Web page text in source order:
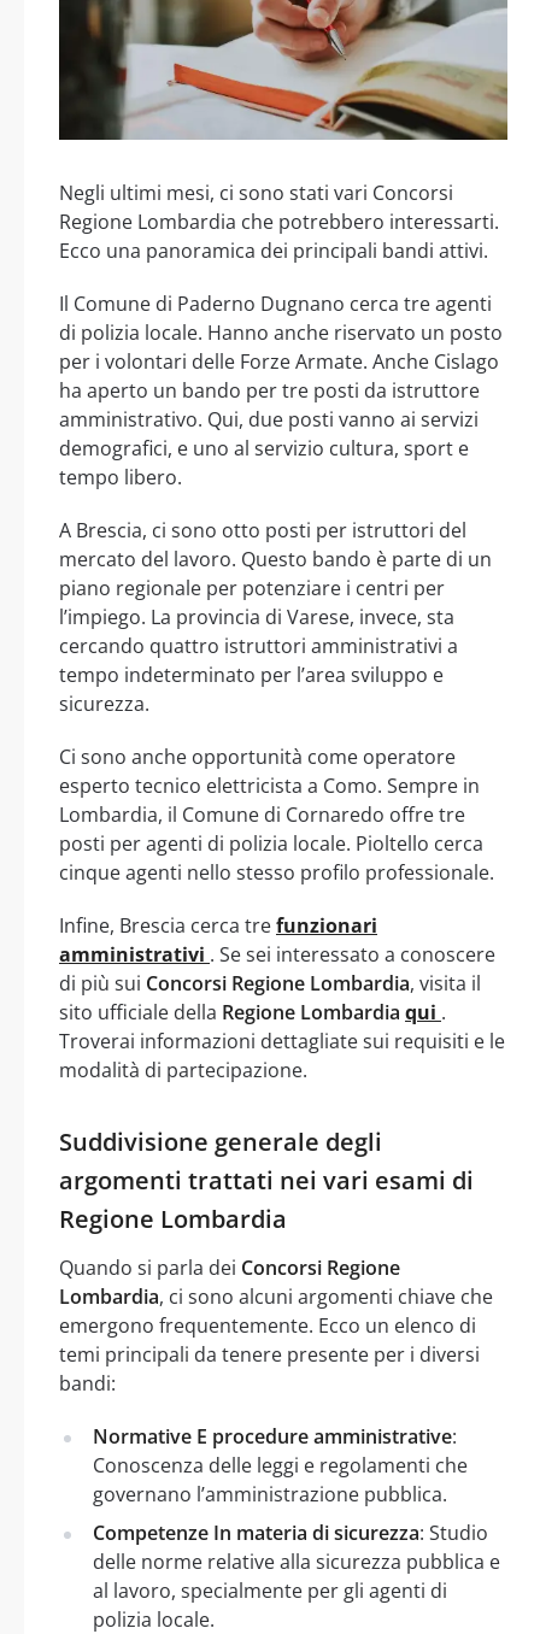
Negli ultimi mesi, ci sono stati vari Concorsi
Regione Lombardia che potrebbero interessarti.
Ecco una panoramica dei principali bandi attivi.
Il Comune di Paderno Dugnano cerca tre agenti
di polizia locale. Hanno anche riservato un posto
per i volontari delle Forze Armate. Anche Cislago
ha aperto un bando per tre posti da istruttore
amministrativo. Qui, due posti vanno ai servizi
demografici, e uno al servizio cultura, sport e
tempo libero.
A Brescia, ci sono otto posti per istruttori del
mercato del lavoro. Questo bando è parte di un
piano regionale per potenziare i centri per
l’impiego. La provincia di Varese, invece, sta
cercando quattro istruttori amministrativi a
tempo indeterminato per l’area sviluppo e
sicurezza.
Ci sono anche opportunità come operatore
esperto tecnico elettricista a Como. Sempre in
Lombardia, il Comune di Cornaredo offre tre
posti per agenti di polizia locale. Pioltello cerca
cinque agenti nello stesso profilo professionale.
Infine, Brescia cerca trefunzionari
amministrativi . Se sei interessato a conoscere
di più sui Concorsi Regione Lombardia, visita il
sito ufficiale della Regione Lombardia qui .
Troverai informazioni dettagliate sui requisiti e le
modalità di partecipazione.
Suddivisione generale degli
argomenti trattati nei vari esami di
Regione Lombardia
Quando si parla dei Concorsi Regione
Lombardia, ci sono alcuni argomenti chiave che
emergono frequentemente. Ecco un elenco di
temi principali da tenere presente per i diversi
bandi:
Normative E procedure amministrative:
Conoscenza delle leggi e regolamenti che
governano l’amministrazione pubblica.
Competenze In materia di sicurezza: Studio
delle norme relative alla sicurezza pubblica e
al lavoro, specialmente per gli agenti di
polizia locale.